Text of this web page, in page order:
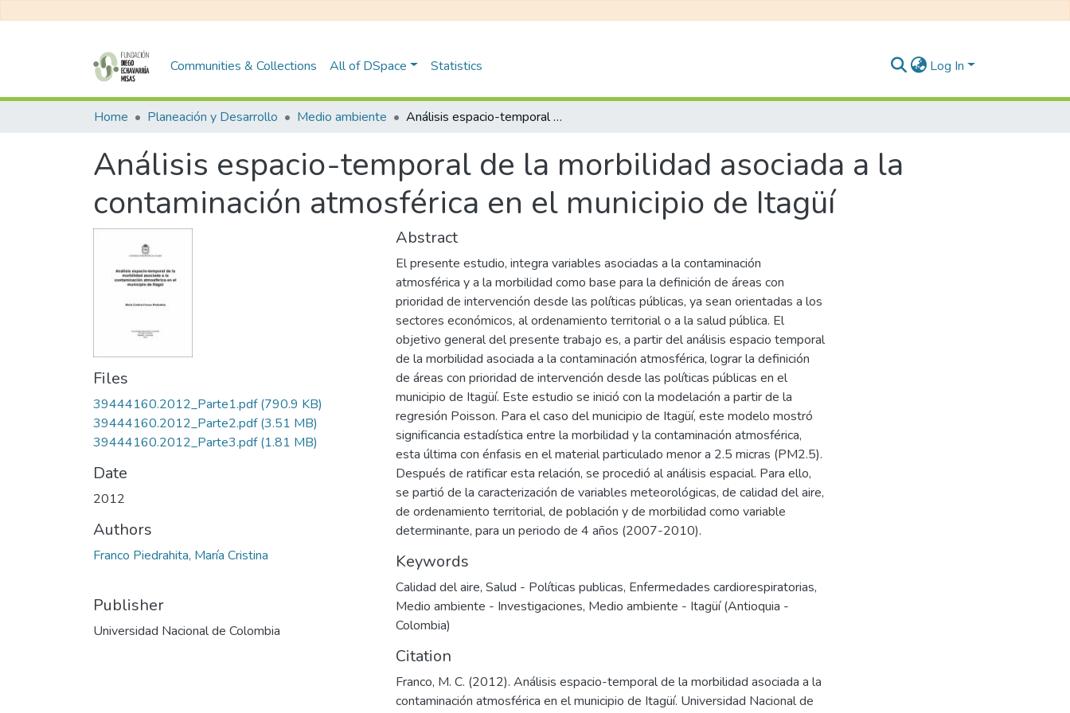
Communities & Collections All of DSpace Statistics Log In
Home Planeación y Desarrollo Medio ambiente Análisis espacio-temporal de la morbilidad asociada a la contaminación atmosférica en el municipio de Itagüí
Análisis espacio-temporal de la morbilidad asociada a la
contaminación atmosférica en el municipio de Itagüí
Files
39444160.2012_Parte1.pdf(790.9 KB)
39444160.2012_Parte2.pdf(3.51 MB)
39444160.2012_Parte3.pdf(1.81 MB)
Date
2012
Authors
Franco Piedrahita, María Cristina
Publisher
Universidad Nacional de Colombia
Abstract
El presente estudio, integra variables asociadas a la contaminación
atmosférica y a la morbilidad como base para la definición de áreas con
prioridad de intervención desde las políticas públicas, ya sean orientadas a los
sectores económicos, al ordenamiento territorial o a la salud pública. El
objetivo general del presente trabajo es, a partir del análisis espacio temporal
de la morbilidad asociada a la contaminación atmosférica, lograr la definición
de áreas con prioridad de intervención desde las políticas públicas en el
municipio de Itagüí. Este estudio se inició con la modelación a partir de la
regresión Poisson. Para el caso del municipio de Itagüí, este modelo mostró
significancia estadística entre la morbilidad y la contaminación atmosférica,
esta última con énfasis en el material particulado menor a 2.5 micras (PM2.5).
Después de ratificar esta relación, se procedió al análisis espacial. Para ello,
se partió de la caracterización de variables meteorológicas, de calidad del aire,
de ordenamiento territorial, de población y de morbilidad como variable
determinante, para un periodo de 4 años (2007-2010).
Keywords
Calidad del aire, Salud - Políticas publicas, Enfermedades cardiorespiratorias,
Medio ambiente - Investigaciones, Medio ambiente - Itagüí (Antioquia -
Colombia)
Citation
Franco, M. C. (2012). Análisis espacio-temporal de la morbilidad asociada a la
contaminación atmosférica en el municipio de Itagüí. Universidad Nacional de